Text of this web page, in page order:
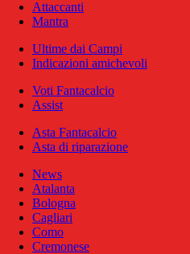
Attaccanti
Mantra
Ultime dai Campi
Indicazioni amichevoli
Voti Fantacalcio
Assist
Asta Fantacalcio
Asta di riparazione
News
Atalanta
Bologna
Cagliari
Como
Cremonese